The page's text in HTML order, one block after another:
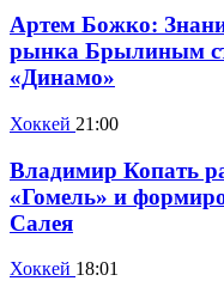
Артем Божко:
рынка Брылиным
«Динамо»
Хоккей 21:00
Владимир Копать
«Гомель» и
Салея
Хоккей 18:01